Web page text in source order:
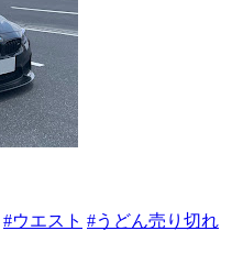
#ウエスト #うどん売り切れ